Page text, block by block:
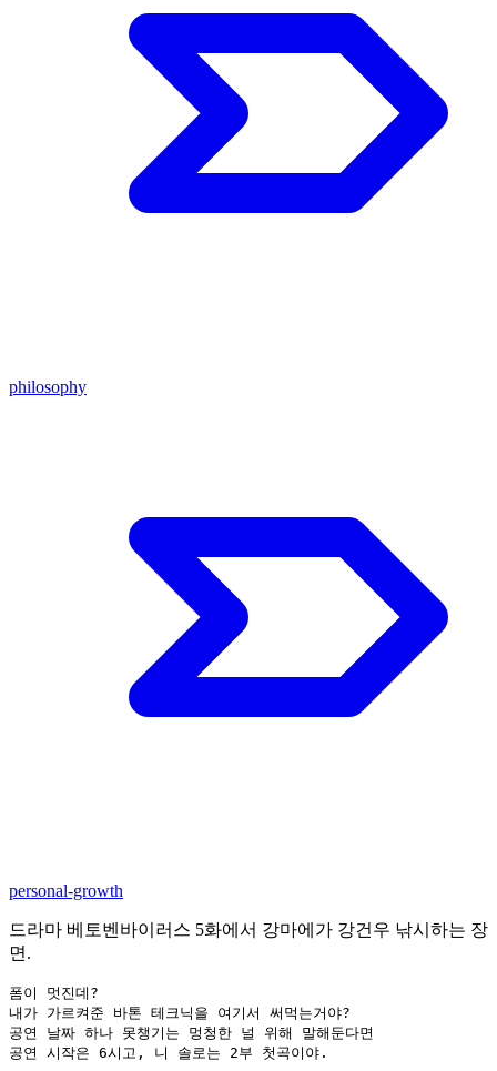
philosophy
personal-growth
드라마 베토벤바이러스 5화에서 강마에가 강건우 낚시하는 장
면.
폼이 멋진데?
내가 가르켜준 바톤 테크닉을 여기서 써먹는거야?
공연 날짜 하나 못챙기는 멍청한 널 위해 말해둔다면
공연 시작은 6시고, 니 솔로는 2부 첫곡이야.